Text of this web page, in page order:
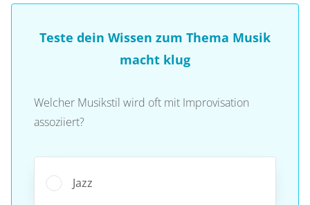
Teste dein Wissen zum Thema Musik
macht klug
Welcher Musikstil wird oft mit Improvisation
assoziiert?
Jazz